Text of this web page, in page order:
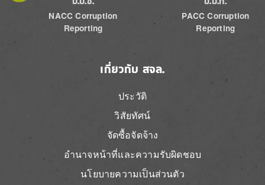
NACC Corruption
Reporting
PACC Corruption
Reporting
เกี่ยวกับ สจล.
ประวัติ
วิสัยทัศน์
จัดซื้อจัดจ้าง
อำนาจหน้าที่และความรับผิดชอบ
นโยบายความเป็นส่วนตัว